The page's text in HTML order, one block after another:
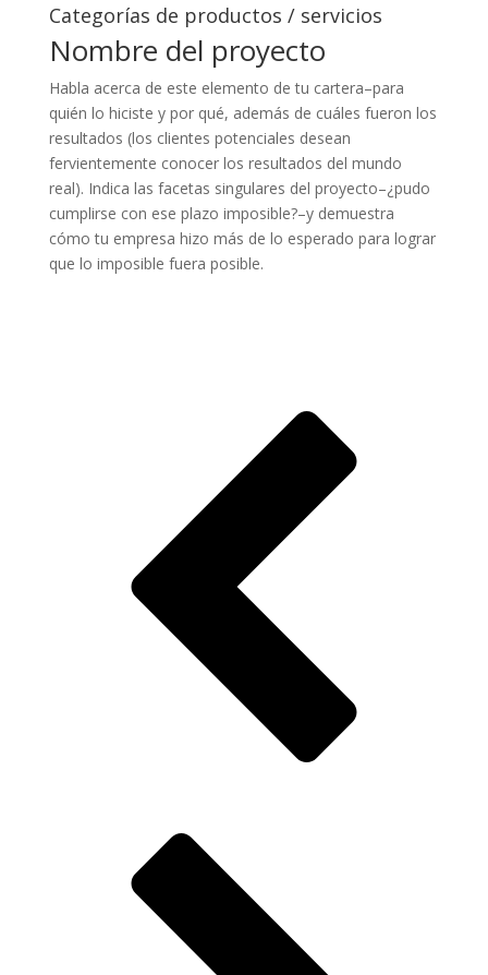
Categorías de productos / servicios
Nombre del proyecto
Habla acerca de este elemento de tu cartera–para
quién lo hiciste y por qué, además de cuáles fueron los
resultados (los clientes potenciales desean
fervientemente conocer los resultados del mundo
real). Indica las facetas singulares del proyecto–¿pudo
cumplirse con ese plazo imposible?–y demuestra
cómo tu empresa hizo más de lo esperado para lograr
que lo imposible fuera posible.